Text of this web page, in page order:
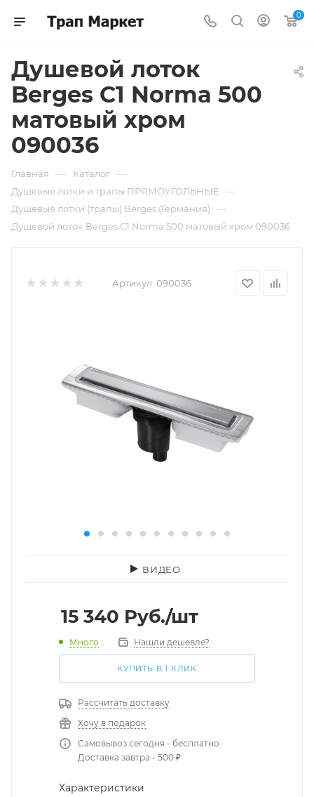
0
Душевой лоток
Berges C1 Norma 500
матовый хром
090036
Главная — Каталог —
Душевые лотки и трапы ПРЯМОУГОЛЬНЫЕ —
Душевые лотки (трапы) Berges (Германия) —
Душевой лоток Berges C1 Norma 500 матовый хром 090036
Артикул: 090036
ВИДЕО
15 340 Руб./шт
Много Нашли дешевле?
КУПИТЬ В 1 КЛИК
Рассчитать доставку
Хочу в подарок
Самовывоз сегодня - бесплатно
Доставка завтра - 500 ₽
Характеристики